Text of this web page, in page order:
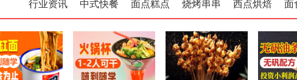
1分钟前
来自 赵先生对小地锅项目发出意向
1分钟前
来自徐先生 对茶缸面项目发出意向
面
西点烘焙
烧烤串串
面点糕点
中式快餐
行业资讯